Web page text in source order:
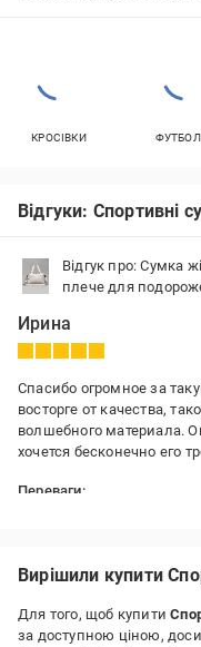
КРОСІВКИ
Відгуки: Спортивні
Відгук про: Сумка
плече для
Ирина
Спасибо огромное за
восторге от качества,
волшебного материала.
хочется бесконечно его
Переваги:
Нет
Вирішили купити
Для того, щоб купити
за доступною ціною,